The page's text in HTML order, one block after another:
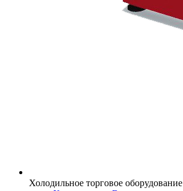
Холодильное торговое оборудование